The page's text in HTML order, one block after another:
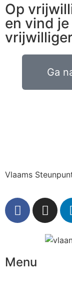
Op
en vind
Ga
Vlaams
Menu